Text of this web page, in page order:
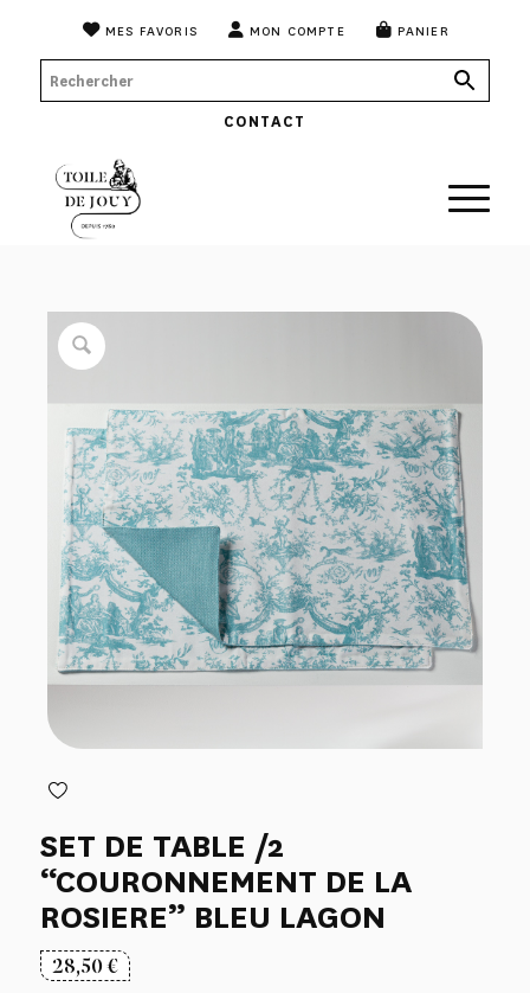
MES FAVORIS MON COMPTE PANIER
CONTACT
SET DE TABLE /2
“COURONNEMENT DE LA
ROSIERE” BLEU LAGON
28,50€